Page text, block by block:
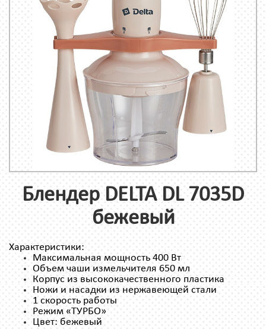
Блендер DELTA DL 7035D
бежевый
Характеристики:
Максимальная мощность 400 Вт
Объем чаши измельчителя 650 мл
Корпус из высококачественного пластика
Ножи и насадки из нержавеющей стали
1 скорость работы
Режим «ТУРБО»
Цвет: бежевый